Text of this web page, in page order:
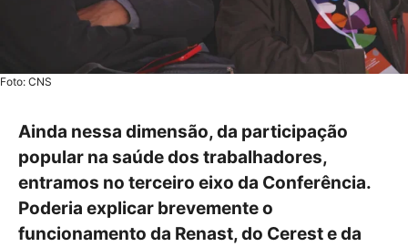
Foto: CNS
Ainda nessa dimensão, da participação
popular na saúde dos trabalhadores,
entramos no terceiro eixo da Conferência.
Poderia explicar brevemente o
funcionamento da Renast, do Cerest e da